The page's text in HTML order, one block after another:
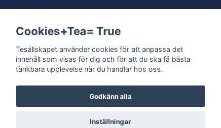
Sociala medier
© 2026 Tesällskapet
Cookies+Tea= True
Tesällskapet använder cookies för att anpassa det
innehåll som visas för dig och för att du ska få bästa
tänkbara upplevelse när du handlar hos oss.
Godkänn alla
Inställningar